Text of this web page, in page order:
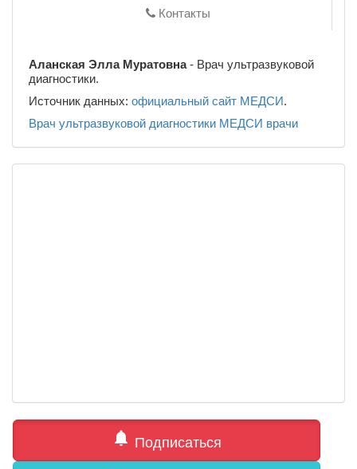
Контакты
Аланская Элла Муратовна- Врач ультразвуковой
диагностики.
Источник данных: официальный сайт МЕДСИ.
Врач ультразвуковой диагностики МЕДСИ врачи
notifications Подписаться